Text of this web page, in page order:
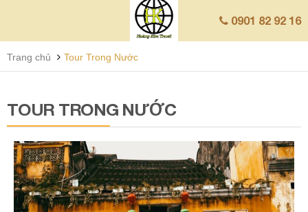
0901 82 92 16
Trang chủ Tour Trong Nước
TOUR TRONG NƯỚC